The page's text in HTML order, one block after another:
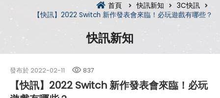
首頁 快訊新知
3C快訊
【快訊】2022 Switch 新作發表會來臨！必玩遊戲有哪些？
快訊新知
發布於 2022-02-11 837
【快訊】2022 Switch 新作發表會來臨！必玩